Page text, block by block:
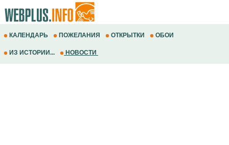
КАЛЕНДАРЬ ПОЖЕЛАНИЯ ОТКРЫТКИ ОБОИ
ИЗ ИСТОРИИ... НОВОСТИ